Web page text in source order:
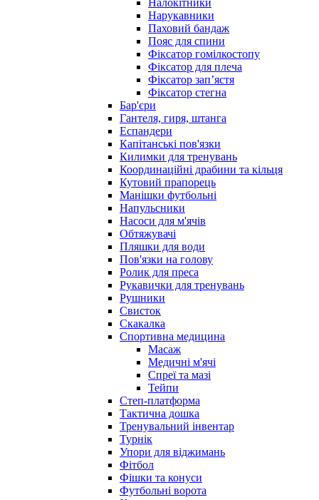
Налокітники
Нарукавники
Паховий бандаж
Пояс для спини
Фіксатор гомілкостопу
Фіксатор для плеча
Фіксатор запʼястя
Фіксатор стегна
Бар'єри
Гантеля, гиря, штанга
Еспандери
Капітанські пов'язки
Килимки для тренувань
Координаційні драбини та кільця
Кутовий прапорець
Манішки футбольні
Напульсники
Насоси для м'ячів
Обтяжувачі
Пляшки для води
Пов'язки на голову
Ролик для преса
Рукавички для тренувань
Рушники
Свисток
Скакалка
Спортивна медицина
Масаж
Медичні м'ячі
Спреї та мазі
Тейпи
Степ-платформа
Тактична дошка
Тренувальний інвентар
Турнік
Упори для віджимань
Фітбол
Фішки та конуси
Футбольні ворота